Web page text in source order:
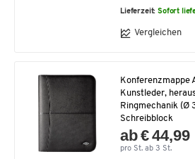
Lieferzeit:Sofort
Vergleichen
Konferenzmappe
Kunstleder,
Ringmechanik (Ø
Schreibblock
ab € 44,99
pro St. ab 3 St.